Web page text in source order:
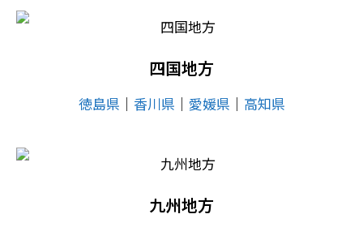
四国地方
徳島県 │ 香川県 │ 愛媛県 │ 高知県
九州地方